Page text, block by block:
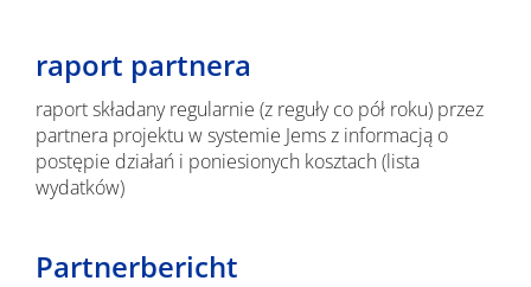
raport partnera
raport składany regularnie (z reguły co pół roku) przez
partnera projektu w systemie Jems z informacją o
postępie działań i poniesionych kosztach (lista
wydatków)
Partnerbericht